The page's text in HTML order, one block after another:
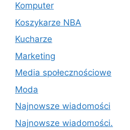
Komputer
Koszykarze NBA
Kucharze
Marketing
Media społecznościowe
Moda
Najnowsze wiadomości
Najnowsze wiadomości.